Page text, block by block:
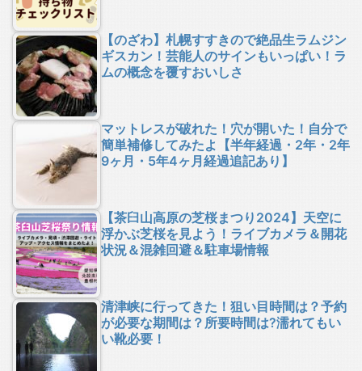
【のざわ】札幌すすきので絶品生ラムジン
ギスカン！芸能人のサインもいっぱい！ラ
ムの概念を覆すおいしさ
マットレスが破れた！穴が開いた！自分で
簡単補修してみたよ【半年経過・2年・2年
9ヶ月・5年4ヶ月経過追記あり】
【茶臼山高原の芝桜まつり2024】天空に
浮かぶ芝桜を見よう！ライブカメラ＆開花
状況＆混雑回避＆駐車場情報
清津峡に行ってきた！狙い目時間は？予約
が必要な期間は？所要時間は?濡れてもい
い靴必要！